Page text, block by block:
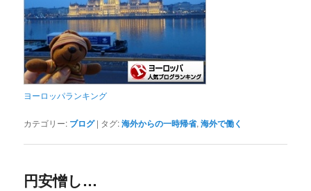
ヨーロッパランキング
カテゴリー: ブログ | タグ:海外からの一時帰省,海外で働く
円安憎し…